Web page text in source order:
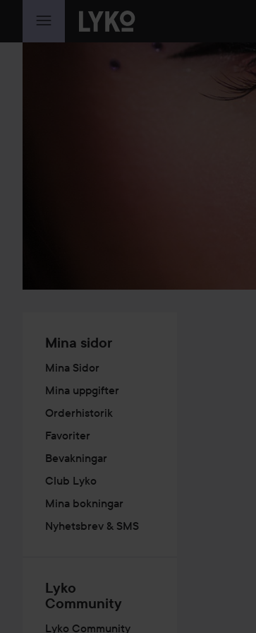
HOPPA TILL INNEHÅLLET
Mina sidor
Mina Sidor
Mina uppgifter
Orderhistorik
Favoriter
Bevakningar
Club Lyko
Mina bokningar
Nyhetsbrev & SMS
Lyko
Community
Lyko Community